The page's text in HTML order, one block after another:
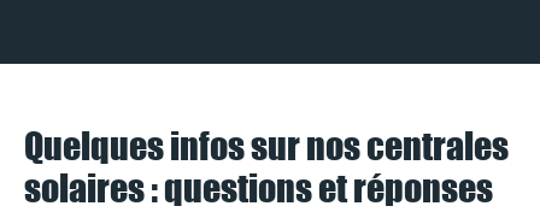
Quelques infos sur nos centrales
solaires : questions et réponses